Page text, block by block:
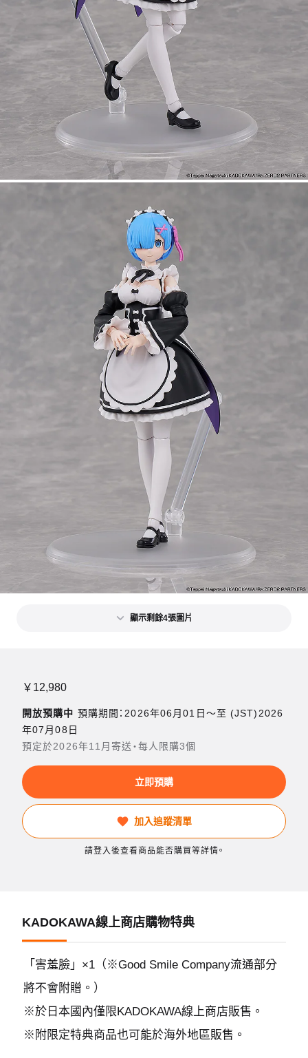
顯示剩餘4張圖片
￥12,980
開放預購中 預購期間：2026年06月01日〜至 (JST)2026
年07月08日
預定於2026年11月寄送・每人限購3個
立即預購
加入追蹤清單
請登入後查看商品能否購買等詳情。
KADOKAWA線上商店購物特典
「害羞臉」×1（※Good Smile Company流通部分
將不會附贈。）
※於日本國內僅限KADOKAWA線上商店販售。
※附限定特典商品也可能於海外地區販售。